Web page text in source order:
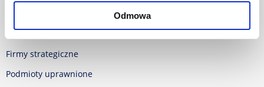
Odmowa
Dla konsumentów
Firmy strategiczne
Podmioty uprawnione